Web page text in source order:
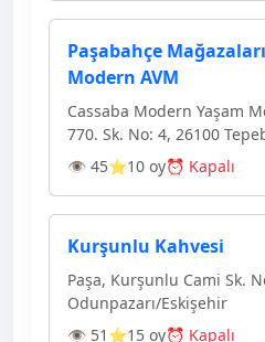
Paşabahçe
Modern AVM
Cassaba Modern Yaşam
770. Sk. No: 4, 26100
👁 45⭐10 oy⏰ Kapalı
Kurşunlu Kahvesi
Paşa, Kurşunlu Cami Sk.
Odunpazarı/Eskişehir
👁 51 ⭐15 oy⏰ Kapalı